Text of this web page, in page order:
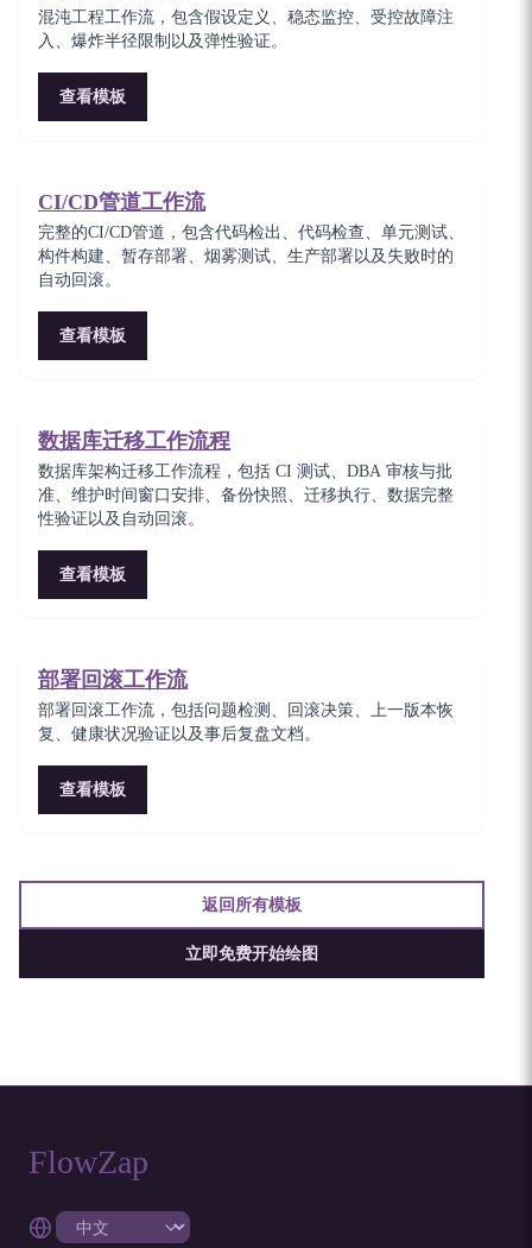
混沌工程工作流，包含假设定义、稳态监控、受控故障注
入、爆炸半径限制以及弹性验证。
查看模板
CI/CD管道工作流
完整的CI/CD管道，包含代码检出、代码检查、单元测试、
构件构建、暂存部署、烟雾测试、生产部署以及失败时的
自动回滚。
查看模板
数据库迁移工作流程
数据库架构迁移工作流程，包括 CI 测试、DBA 审核与批
准、维护时间窗口安排、备份快照、迁移执行、数据完整
性验证以及自动回滚。
查看模板
部署回滚工作流
部署回滚工作流，包括问题检测、回滚决策、上一版本恢
复、健康状况验证以及事后复盘文档。
查看模板
返回所有模板
立即免费开始绘图
FlowZap